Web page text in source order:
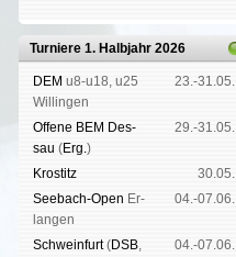
Turniere 1. Halbjahr 2026
DEM u8-u18, u25
Wil­lin­gen
23.-31.05.
Offene BEM Des­
sau (Erg.)
29.-31.05.
Kros­titz
30.05.
See­bach-Open Er­
lan­gen
04.-07.06.
Schwein­furt(DSB,
04.-07.06.